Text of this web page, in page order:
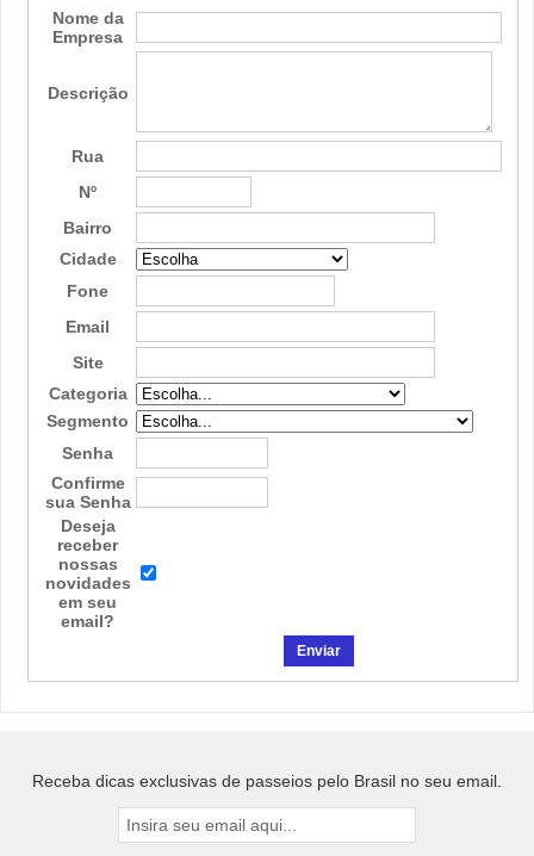
Nome da
Empresa
Descrição
Rua
Nº
Bairro
Cidade
Fone
Email
Site
Categoria
Segmento
Senha
Confirme
sua Senha
Deseja
receber
nossas
novidades
em seu
email?
Receba dicas exclusivas de passeios pelo Brasil no seu email.